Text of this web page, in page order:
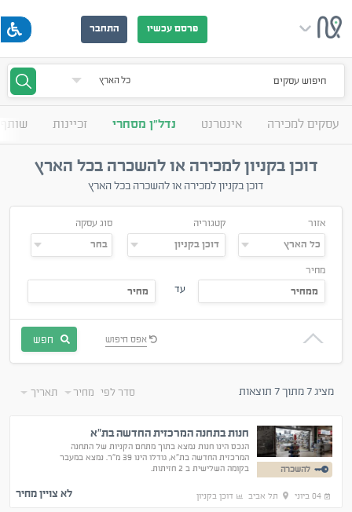
פרסם עכשיו התחבר
חיפוש עסקים
עסקים למכירה אינטרנט נדל"ן מסחרי זכיינות
דוכן בקניון למכירה או להשכרה בכל הארץ
דוכן בקניון למכירה או להשכרה בכל הארץ
אזור קטגוריה סוג עסקה
מחיר
עד
חפש אפס חיפוש
מציג 7 מתוך 7 תוצאות סדר לפי מחיר תאריך
להשכרה
חנות בתחנה המרכזית החדשה בת"א
הנכס הינו חנות נמצא בתוך מתחם הקניות של התחנה
המרכזית החדשה בת"א, גודלו הינו 39 מ"ר. נמצא במעבר
בקומה השלישית ב 2 חזיתות.
04 ביוני תל אביב דוכן בקניון לא צויין מחיר